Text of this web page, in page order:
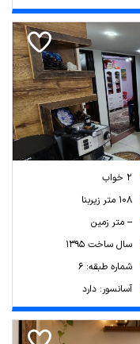
2 خواب
108 متر زیربنا
-- متر زمین
سال ساخت 1395
شماره طبقه: 6
آسانسور: دارد